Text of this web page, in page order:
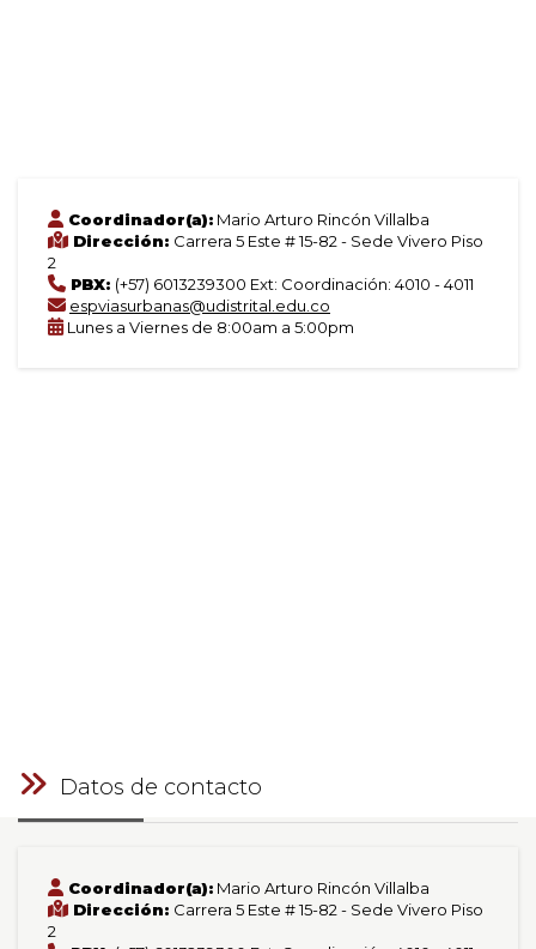
Coordinador(a): Mario Arturo Rincón Villalba
Dirección: Carrera 5 Este # 15-82 - Sede Vivero Piso
2
PBX: (+57) 6013239300 Ext: Coordinación: 4010 - 4011
espviasurbanas@udistrital.edu.co
Lunes a Viernes de 8:00am a 5:00pm
Datos de contacto
Coordinador(a): Mario Arturo Rincón Villalba
Dirección: Carrera 5 Este # 15-82 - Sede Vivero Piso
2